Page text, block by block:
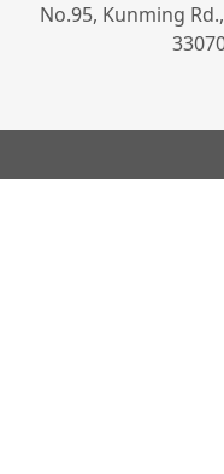
No.95, Kunming